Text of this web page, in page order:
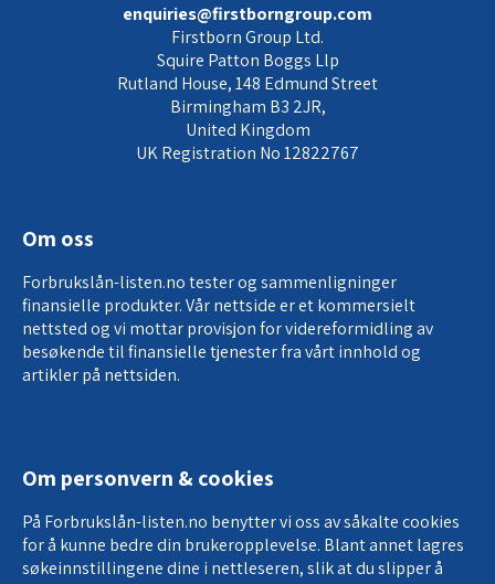
enquiries@firstborngroup.com
Firstborn Group Ltd.
Squire Patton Boggs Llp
Rutland House, 148 Edmund Street
Birmingham B3 2JR,
United Kingdom
UK Registration No 12822767
Om oss
Forbrukslån-listen.no tester og sammenligninger
finansielle produkter. Vår nettside er et kommersielt
nettsted og vi mottar provisjon forvidereformidling av
besøkende til finansielle tjenesterfra vårt innhold og
artikler på nettsiden.
Om personvern & cookies
På Forbrukslån-listen.no benytter vi oss av såkalte cookies
for å kunne bedre din brukeropplevelse. Blant annet lagres
søkeinnstillingene dine i nettleseren, slik at du slipper å